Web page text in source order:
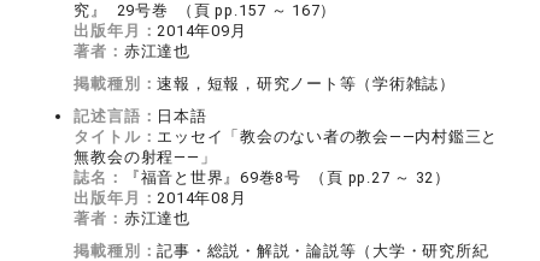
究』 29号巻 （頁 pp.157 ～ 167）
出版年月：2014年09月
著者： 赤江達也
掲載種別：速報，短報，研究ノート等（学術雑誌）
記述言語： 日本語
タイトル： エッセイ「教会のない者の教会――内村鑑三と
無教会の射程――」
誌名：
『福音と世界』69巻8号 （頁 pp.27 ～ 32）
出版年月：2014年08月
著者： 赤江達也
掲載種別：記事・総説・解説・論説等（大学・研究所紀